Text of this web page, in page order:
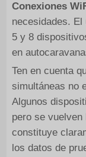
Conexiones
necesidades.
5 y 8
en
Ten en cuenta
simultáneas no
Algunos
pero se
constituye
los datos de